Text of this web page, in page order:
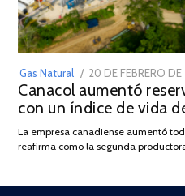
Gas Natural
POSTED
ON
20 DE FEBRERO
Canacol aumentó
con un índice de vida
La empresa canadiense aumentó
reafirma como la segunda